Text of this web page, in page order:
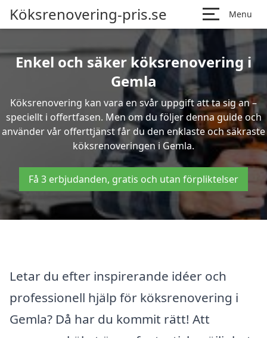
Köksrenovering-pris.se Menu
Enkel och säker köksrenovering i
Gemla
Köksrenovering kan vara en svår uppgift att ta sig an –
speciellt i offertfasen. Men om du följer denna guide och
använder vår offerttjänst får du den enklaste och säkraste
köksrenoveringen i Gemla.
Få 3 erbjudanden, gratis och utan förpliktelser
Letar du efter inspirerande idéer och
professionell hjälp för köksrenovering i
Gemla? Då har du kommit rätt! Att